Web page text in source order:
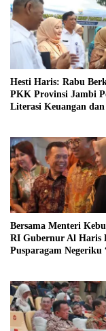
Hesti Haris: Rabu
PKK Provinsi Jambi
Literasi Keuangan
Bersama Menteri
RI Gubernur Al Haris
Pusparagam Negeriku